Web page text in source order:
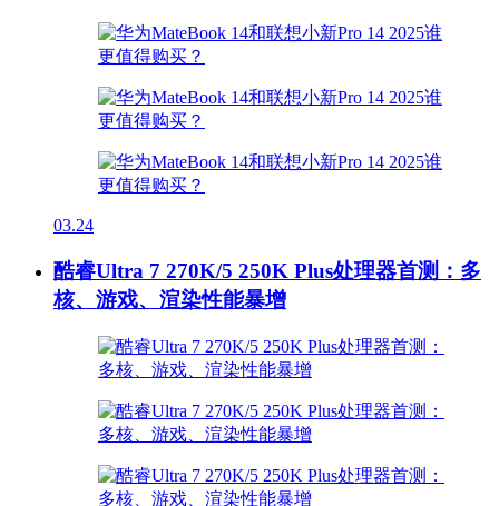
03.24
酷睿Ultra 7 270K/5 250K Plus处理器首测：多
核、游戏、渲染性能暴增